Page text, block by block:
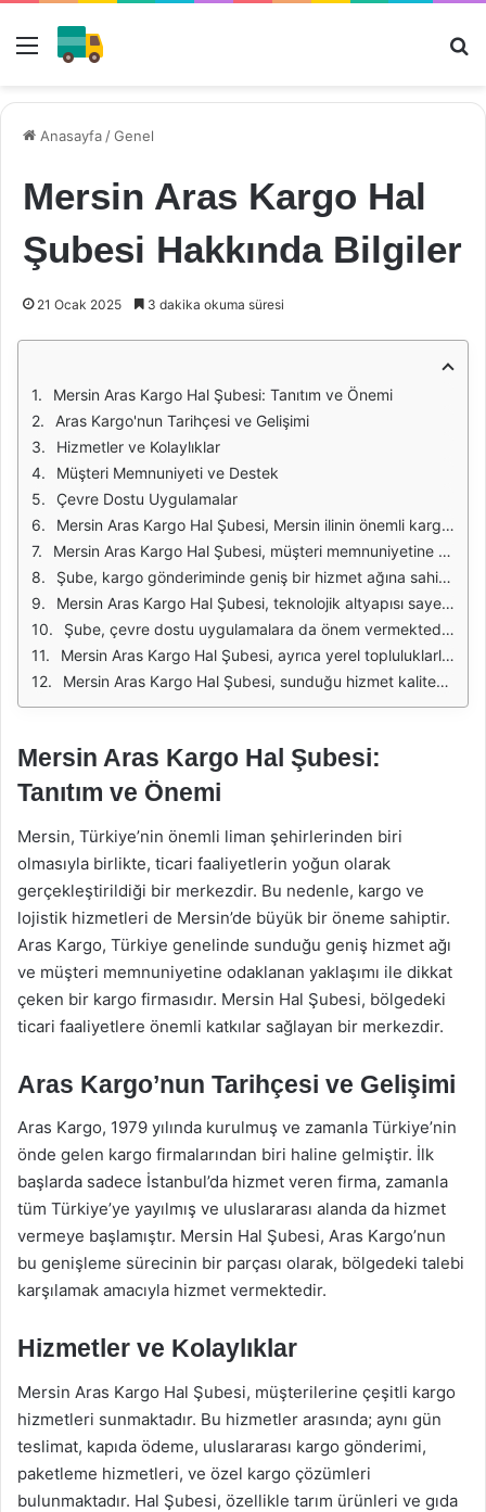
Menü
Anasayfa /Genel
Mersin Aras Kargo Hal
Şubesi Hakkında Bilgiler
21 Ocak 2025 3 dakika okuma süresi
Mersin Aras Kargo Hal Şubesi: Tanıtım ve Önemi
Aras Kargo'nun Tarihçesi ve Gelişimi
Hizmetler ve Kolaylıklar
Müşteri Memnuniyeti ve Destek
Çevre Dostu Uygulamalar
Mersin Aras Kargo Hal Şubesi, Mersin ilinin önemli kargo hizmetlerinden biridir. Özellikle bölgedeki ticari faaliyetlerin yoğunluğu göz önünde bulundurulduğunda, bu şube, hem bireysel hem de kurumsal müşterilere geniş bir hizmet yelpazesi sunmaktadır. Şube, gün boyunca hızlı ve güvenilir kargo teslimatı sağlamak amacıyla modern teknolojilerle donatılmıştır.
Mersin Aras Kargo Hal Şubesi, müşteri memnuniyetine büyük önem vermektedir. Bu doğrultuda, çalışanları sürekli eğitimlerle desteklenmekte ve kargo süreçlerini daha verimli bir şekilde yönetmeleri için gerekli bilgi ve becerilerle donatılmaktadır. Müşteri hizmetleri ekibi, her türlü soru ve sorun için aktif bir şekilde hizmet vermekte ve müşterilerin ihtiyaçlarına hızlı çözümler sunmaktadır.
Şube, kargo gönderiminde geniş bir hizmet ağına sahiptir. Yerel, ulusal ve uluslararası gönderimler için farklı seçenekler sunarak, müşterilerin ihtiyaçlarına uygun çözümler geliştirmektedir. Aynı zamanda, acil kargo ihtiyaçları için ekspres gönderim seçenekleri de mevcuttur. Bu sayede, zamanında teslimat konusunda müşteri taleplerini karşılamak için esnek bir yapı sunulmaktadır.
Mersin Aras Kargo Hal Şubesi, teknolojik altyapısı sayesinde kargo takibi konusunda da büyük kolaylıklar sağlamaktadır. Müşteriler, gönderilerini anlık olarak takip edebilir ve kargolarının nerede olduğunu öğrenebilirler. Bu şube, web sitesi ve mobil uygulamaları aracılığıyla kullanıcı dostu bir deneyim sunmakta, böylece müşteri memnuniyetini artırmaktadır.
Şube, çevre dostu uygulamalara da önem vermektedir. Kargo süreçlerinde sürdürülebilirliği sağlamak amacıyla, geri dönüştürülebilir ambalaj malzemeleri kullanmakta ve enerji tasarrufu sağlayan yöntemlerle çalışmaktadır. Bu bağlamda, çevre bilincini arttırmayı hedefleyen çeşitli projeler yürütmektedir.
Mersin Aras Kargo Hal Şubesi, ayrıca yerel topluluklarla da iş birliği yaparak sosyal sorumluluk projelerine katkıda bulunmaktadır. Eğitim, sağlık ve çevre alanlarında yürütülen projelerle, toplumun gelişimine destek olmayı amaçlamaktadır. Bu tür projeler, şirketin toplum üzerindeki olumlu etkisini artırmakta ve aynı zamanda marka değerini de güçlendirmektedir.
Mersin Aras Kargo Hal Şubesi, sunduğu hizmet kalitesi, müşteri odaklı yaklaşımı ve teknolojik altyapısıyla dikkat çekmektedir. Bölgedeki kargo ihtiyaçlarını karşılamak için sürekli olarak kendini geliştiren bu şube, hem bireysel hem de kurumsal müşterilere birçok avantaj sunmaktadır.
Mersin Aras Kargo Hal Şubesi:
Tanıtım ve Önemi
Mersin, Türkiye’nin önemli liman şehirlerinden biri
olmasıyla birlikte, ticari faaliyetlerin yoğun olarak
gerçekleştirildiği bir merkezdir. Bu nedenle, kargo ve
lojistik hizmetleri de Mersin’de büyük bir öneme sahiptir.
Aras Kargo, Türkiye genelinde sunduğu geniş hizmet ağı
ve müşteri memnuniyetine odaklanan yaklaşımı ile dikkat
çeken bir kargo firmasıdır. Mersin Hal Şubesi, bölgedeki
ticari faaliyetlere önemli katkılar sağlayan bir merkezdir.
Aras Kargo’nun Tarihçesi ve Gelişimi
Aras Kargo, 1979 yılında kurulmuş ve zamanla Türkiye’nin
önde gelen kargo firmalarından biri haline gelmiştir. İlk
başlarda sadece İstanbul’da hizmet veren firma, zamanla
tüm Türkiye’ye yayılmış ve uluslararası alanda da hizmet
vermeye başlamıştır. Mersin Hal Şubesi, Aras Kargo’nun
bu genişleme sürecinin bir parçası olarak, bölgedeki talebi
karşılamak amacıyla hizmet vermektedir.
Hizmetler ve Kolaylıklar
Mersin Aras Kargo Hal Şubesi, müşterilerine çeşitli kargo
hizmetleri sunmaktadır. Bu hizmetler arasında; aynı gün
teslimat, kapıda ödeme, uluslararası kargo gönderimi,
paketleme hizmetleri, ve özel kargo çözümleri
bulunmaktadır. Hal Şubesi, özellikle tarım ürünleri ve gıda